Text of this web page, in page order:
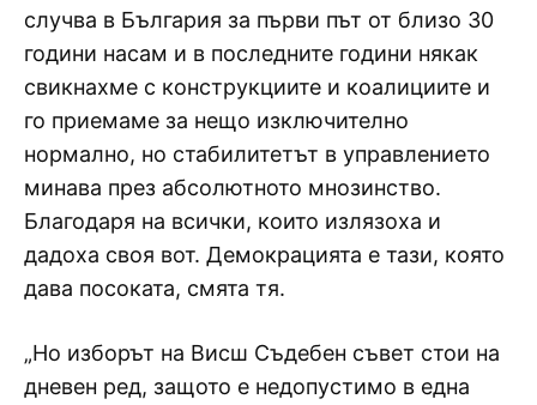
случва в България за първи път от близо 30
години насам и в последните години някак
свикнахме с конструкциите и коалициите и
го приемаме за нещо изключително
нормално, но стабилитетът в управлението
минава през абсолютното мнозинство.
Благодаря на всички, които излязоха и
дадоха своя вот. Демокрацията е тази, която
дава посоката, смята тя.
„Но изборът на Висш Съдебен съвет стои на
дневен ред, защото е недопустимо в една